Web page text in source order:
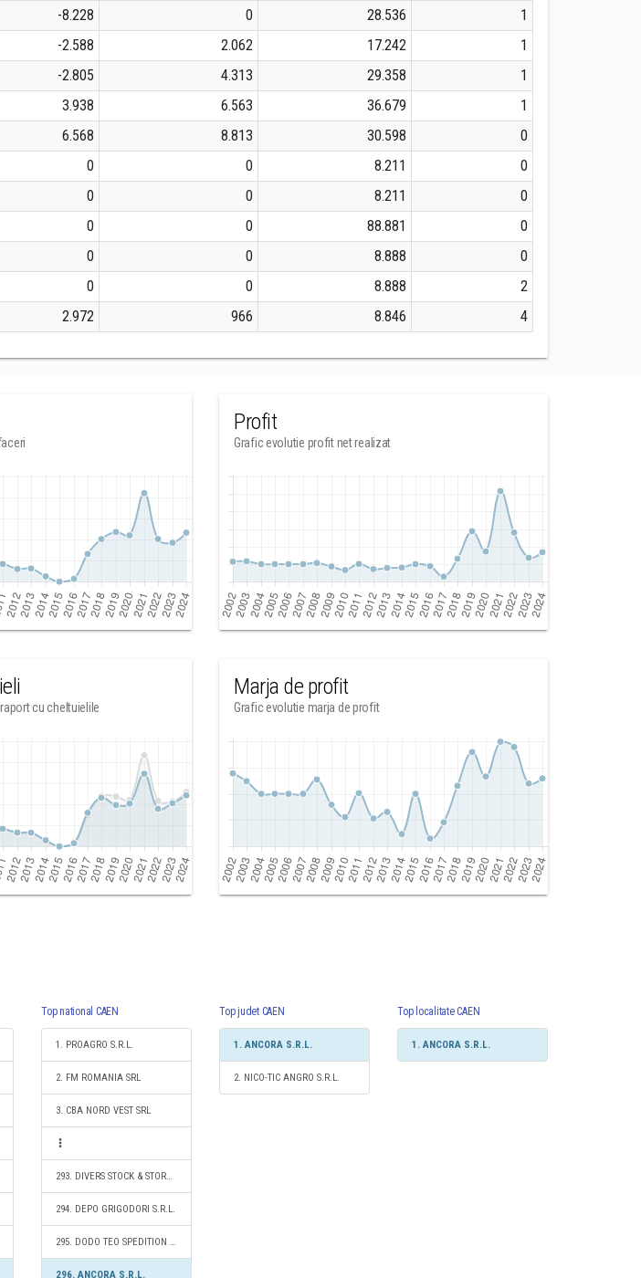
-8.228 0 28.536
1
-2.588 2.062 17.242
1
-2.805 4.313 29.358
1
3.938 6.563 36.679
1
6.568 8.813 30.598
0
0 0 8.211
0
0 0 8.211
0
0 0 88.881
0
0 0 8.888
0
0 0 8.888
2
2.972 966 8.846 4
Profit
Grafic evolutie profit net realizat
cu cheltuielile
Marja de profit
Grafic evolutie marja de profit
Top national CAEN
1. PROAGRO S.R.L.
2. FM ROMANIA SRL
3. CBA NORD VEST SRL
293. DIVERS STOCK & STORAGE SRL
294. DEPO GRIGODORI S.R.L.
295. DODO TEO SPEDITION S.R.L.
296. ANCORA S.R.L.
Top judet CAEN
1. ANCORA S.R.L.
2. NICO-TIC ANGRO S.R.L.
Top localitate CAEN
1. ANCORA S.R.L.